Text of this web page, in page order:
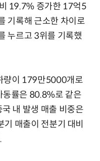
19.7% 증가한 17억5
기록해 근소한 차이로
누르고 3위를 기록했
량이 179만5000개로
동률은 80.8%로 같은
내 발생 매출 비중은
매출이 전분기 대비